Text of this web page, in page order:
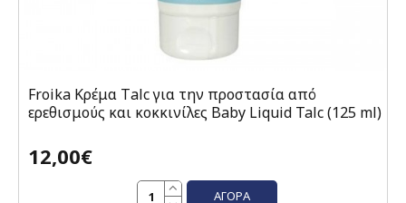
Froika Κρέμα Τalc για την προστασία από
ερεθισμούς και κοκκινίλες Baby Liquid Talc (125 ml)
12,00€
ΑΓΟΡΆ